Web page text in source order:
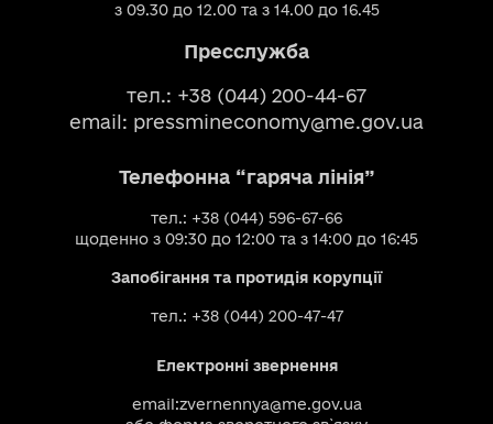
з 09.30 до 12.00 та з 14.00 до 16.45
Пресслужба
тел.: +38 (044) 200-44-67
email: pressmineconomy@me.gov.ua
Телефонна “гаряча лінія”
тел.: +38 (044) 596-67-66
щоденно з 09:30 до 12:00 та з 14:00 до 16:45
Запобігання та протидія корупції
тел.: +38 (044) 200-47-47
Електронні звернення
email:zvernennya@me.gov.ua